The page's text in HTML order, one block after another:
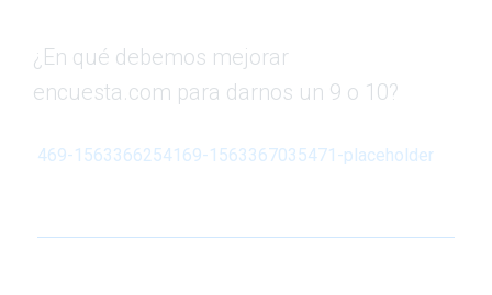
¿En qué debemos mejorar
encuesta.com para darnos un 9 o 10?